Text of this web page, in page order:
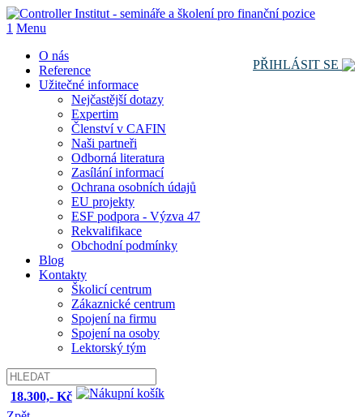
1 Menu
PŘIHLÁSIT SE
O nás
Reference
Užitečné informace
Nejčastější dotazy
Expertim
Členství v CAFIN
Naši partneři
Odborná literatura
Zasílání informací
Ochrana osobních údajů
EU projekty
ESF podpora - Výzva 47
Rekvalifikace
Obchodní podmínky
Blog
Kontakty
Školicí centrum
Zákaznické centrum
Spojení na firmu
Spojení na osoby
Lektorský tým
18.300,- Kč